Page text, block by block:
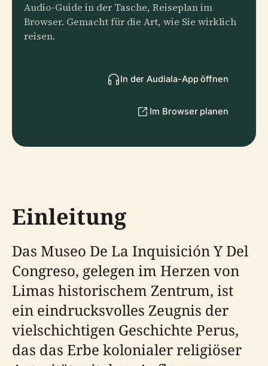
Audio-Guide in der Tasche, Reiseplan im
Browser. Gemacht für die Art, wie Sie wirklich
reisen.
In der Audiala-App öffnen
Im Browser planen
Einleitung
Das Museo De La Inquisición Y Del
Congreso, gelegen im Herzen von
Limas historischem Zentrum, ist
ein eindrucksvolles Zeugnis der
vielschichtigen Geschichte Perus,
das das Erbe kolonialer religiöser